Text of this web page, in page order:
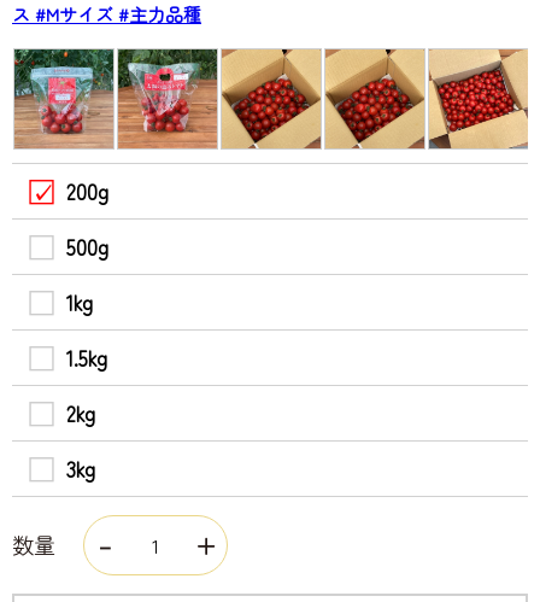
ス #Mサイズ#主力品種
200g
500g
1kg
1.5kg
2kg
3kg
数量